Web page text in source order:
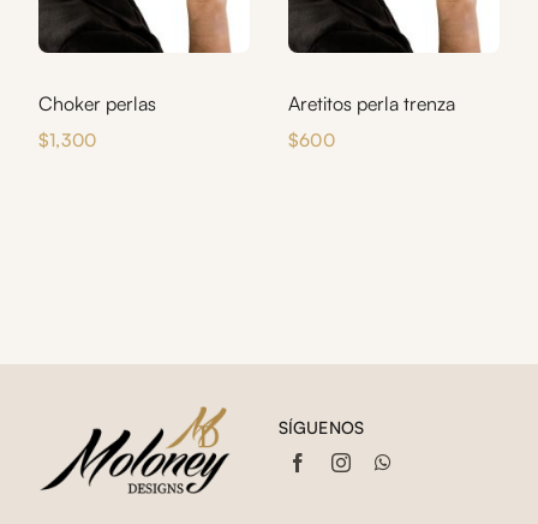
Choker perlas
$1,300
Aretitos perla trenza
$600
SÍGUENOS